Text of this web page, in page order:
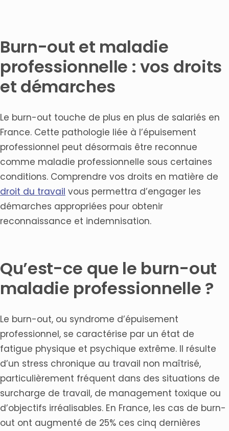
Comment procéder en cas de non-respect des
obligations par l’employeur ?
ces procédures ?
Burn-out et maladie
professionnelle : vos droits
et démarches
Le burn-out touche de plus en plus de salariés en
France. Cette pathologie liée à l’épuisement
professionnel peut désormais être reconnue
comme maladie professionnelle sous certaines
conditions. Comprendre vos droits en matière de
droit du travail vous permettra d’engager les
démarches appropriées pour obtenir
reconnaissance et indemnisation.
Qu’est-ce que le burn-out
maladie professionnelle ?
Le burn-out, ou syndrome d’épuisement
professionnel, se caractérise par un état de
fatigue physique et psychique extrême. Il résulte
d’un stress chronique au travail non maîtrisé,
particulièrement fréquent dans des situations de
surcharge de travail, de management toxique ou
d’objectifs irréalisables. En France, les cas de burn-
out ont augmenté de 25% ces cinq dernières